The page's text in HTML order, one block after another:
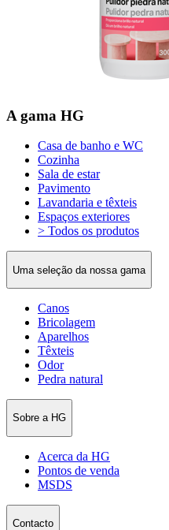
A gama HG
Casa de banho e WC
Cozinha
Sala de estar
Pavimento
Lavandaria e têxteis
Espaços exteriores
> Todos os produtos
Uma seleção da nossa gama
Canos
Bricolagem
Aparelhos
Têxteis
Odor
Pedra natural
Sobre a HG
Acerca da HG
Pontos de venda
MSDS
Contacto